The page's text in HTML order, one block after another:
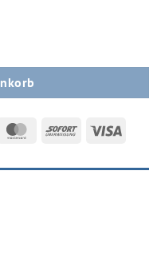
MasterCardSofort